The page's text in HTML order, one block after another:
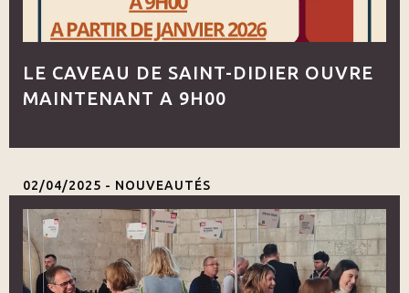
LE CAVEAU DE SAINT-DIDIER OUVRE
MAINTENANT A 9H00
02/04/2025 - NOUVEAUTÉS